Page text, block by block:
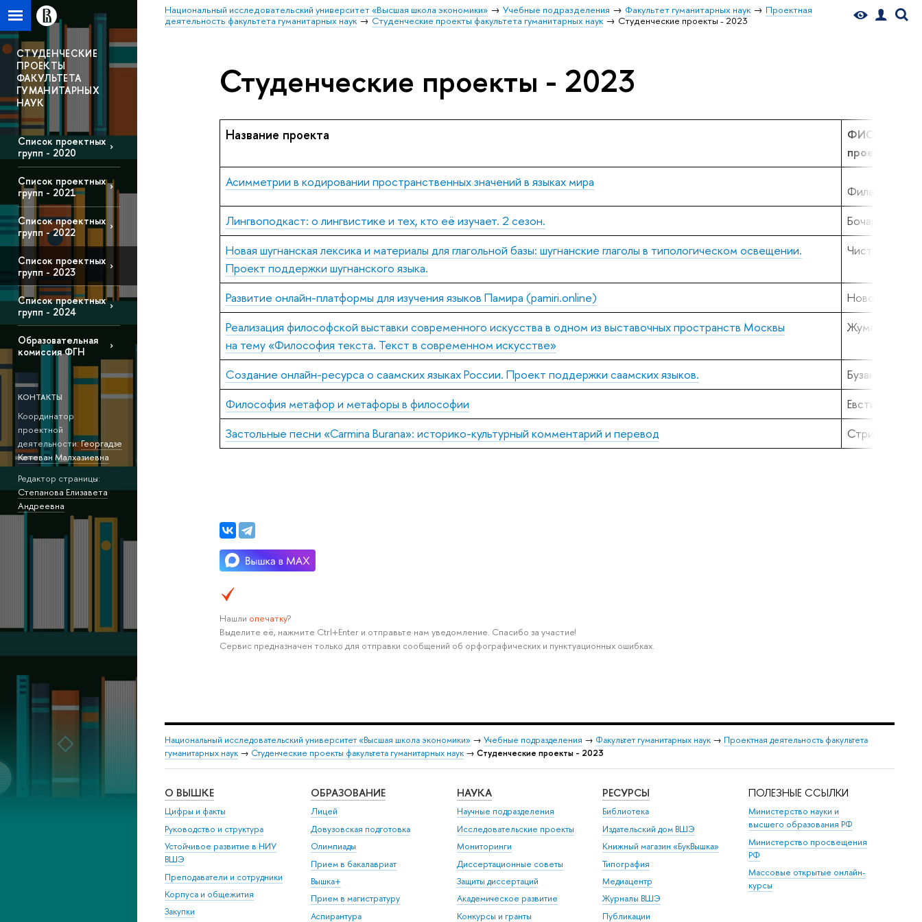
Национальный исследовательский университет «Высшая школа экономики» Учебные подразделения Факультет гуманитарных наук
Проектная
деятельность факультета гуманитарных наук
Студенческие проекты факультета гуманитарных наук Студенческие проекты - 2023
СТУДЕНЧЕСКИЕ
ПРОЕКТЫ
ФАКУЛЬТЕТА
ГУМАНИТАРНЫХ
НАУК
Список проектных
групп - 2020
Список проектных
групп - 2021
Список проектных
групп - 2022
Список проектных
групп - 2023
Список проектных
групп - 2024
Образовательная
комиссия ФГН
КОНТАКТЫ
Координатор
проектной
деятельности:Георгадзе
Кетеван Малхазиевна
Редактор страницы:
Степанова Елизавета
Андреевна
Студенческие проекты - 2023
Название проекта
ФИО
проектной
Асимметрии в кодировании пространственных значений в языках мира
Филатов К.В.
Лингвоподкаст: о лингвистике и тех, кто её изучает. 2 сезон.
Бочарова М.В.
Новая шугнанская лексика и материалы для глагольной базы: шугнанские глаголы в типологическом освещении.
Проект поддержки шугнанского языка.
Чистякова
Развитие онлайн-платформы для изучения языков Памира (pamiri.online)
Новокшанов
Реализация философской выставки современного искусства в одном из выставочных пространств Москвы
на тему «Философия текста. Текст в современном искусстве»
Жуматина
Создание онлайн-ресурса о саамских языках России. Проект поддержки саамских языков.
Бузанов А.О.
Философия метафор и метафоры в философии
Евстигнеев
Застольные песни «Carmina Burana»: историко-культурный комментарий и перевод
Стрижкова
Нашли опечатку?
Выделите её, нажмите Ctrl+Enter и отправьте нам уведомление. Спасибо за участие!
Сервис предназначен только для отправки сообщений об орфографических и пунктуационных ошибках.
Национальный исследовательский университет «Высшая школа экономики» → Учебные подразделения → Факультет гуманитарных наук → Проектная деятельность факультета
гуманитарных наук → Студенческие проекты факультета гуманитарных наук → Студенческие проекты - 2023
О ВЫШКЕ
Цифры и факты
Руководство и структура
Устойчивое развитие в НИУ
ВШЭ
Преподаватели и сотрудники
Корпуса и общежития
Закупки
ОБРАЗОВАНИЕ
Лицей
Довузовская подготовка
Олимпиады
Прием в бакалавриат
Вышка+
Прием в магистратуру
Аспирантура
НАУКА
Научные подразделения
Исследовательские проекты
Мониторинги
Диссертационные советы
Защиты диссертаций
Академическое развитие
Конкурсы и гранты
РЕСУРСЫ
Библиотека
Издательский дом ВШЭ
Книжный магазин «БукВышка»
Типография
Медиацентр
Журналы ВШЭ
Публикации
ПОЛЕЗНЫЕ ССЫЛКИ
Министерство науки и
высшего образования РФ
Министерство просвещения
РФ
Массовые открытые онлайн-
курсы